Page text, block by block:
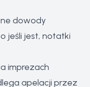
dowody
jeśli jest, notatki
imprezach
apelacji przez